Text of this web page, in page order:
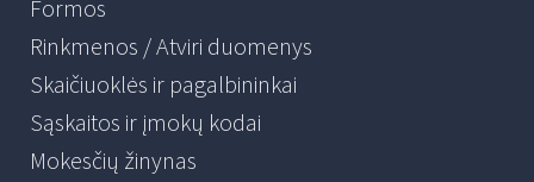
Formos
Rinkmenos / Atviri duomenys
Skaičiuoklės ir pagalbininkai
Sąskaitos ir įmokų kodai
Mokesčių žinynas